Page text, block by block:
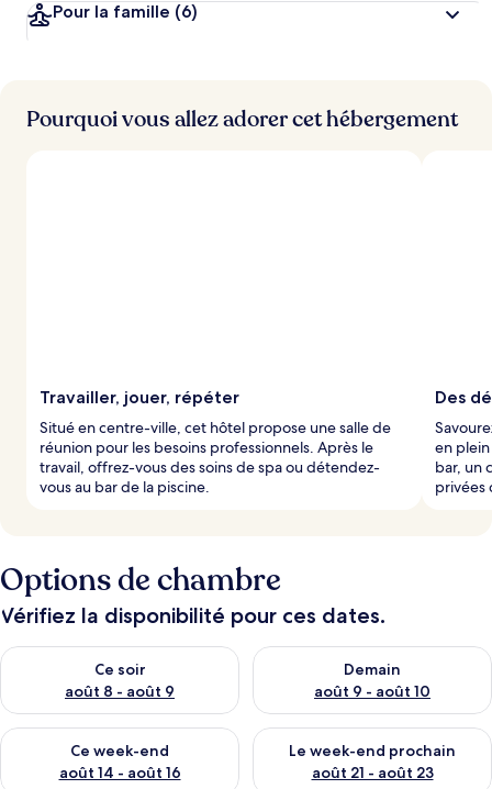
Pour la famille (6)
Pourquoi vous allez adorer cet hébergement
Travailler, jouer, répéter
Situé en centre-ville, cet hôtel propose une salle de
réunion pour les besoins professionnels. Après le
travail, offrez-vous des soins de spa ou détendez-
vous au bar de la piscine.
Des
en
bar, un
privées
Options de chambre
Vérifiez la disponibilité pour ces dates.
Ce soir
août 8 - août 9
Vérifier la disponibilité pour ce soir août 8 - août 9
Demain
août 9 - août 10
Vérifier la disponibilité pour
Ce week-end
août 14 - août 16
Vérifier la disponibilité pour ce week-end août 14 - août 16
Le week-end prochain
août 21 - août 23
Vérifier la disponibilité pour